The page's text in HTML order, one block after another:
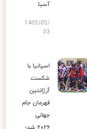
آسیا
1405/05/
03
اسپانیا با
شکست
آرژانتین
قهرمان جام
جهانی